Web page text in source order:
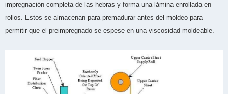
impregnación completa de las hebras y forma una lámina enrollada en
rollos. Estos se almacenan para premadurar antes del moldeo para
permitir que el preimpregnado se espese en una viscosidad moldeable.